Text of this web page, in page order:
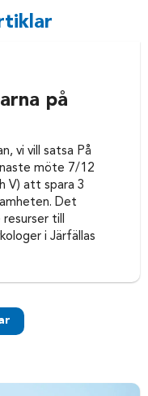
på
vi vill satsa På
möte 7/12
V) att spara 3
Det
till
i Järfällas